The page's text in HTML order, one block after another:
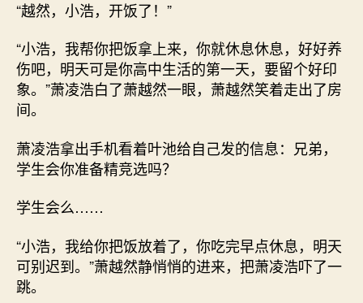
“越然，小浩，开饭了！”
“小浩，我帮你把饭拿上来，你就休息休息，好好养
伤吧，明天可是你高中生活的第一天，要留个好印
象。”萧凌浩白了萧越然一眼，萧越然笑着走出了房
间。
萧凌浩拿出手机看着叶池给自己发的信息：兄弟，
学生会你准备精竞选吗？
学生会么……
“小浩，我给你把饭放着了，你吃完早点休息，明天
可别迟到。”萧越然静悄悄的进来，把萧凌浩吓了一
跳。